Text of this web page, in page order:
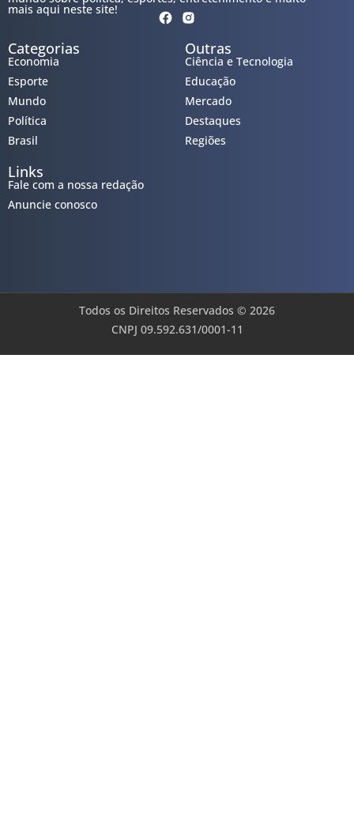
mais aqui neste site!
Categorias
Economia
Esporte
Mundo
Política
Brasil
Outras
Ciência e Tecnologia
Educação
Mercado
Destaques
Regiões
Links
Fale com a nossa redação
Anuncie conosco
Todos os Direitos Reservados © 2026
CNPJ 09.592.631/0001-11